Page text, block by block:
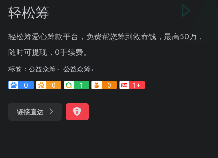
轻松筹
轻松筹爱心筹款平台，免费帮您筹到救命钱，最高50万，
随时可提现，0手续费。
标签： 公益众筹
公益众筹
0
0 1 0 1+
链接直达